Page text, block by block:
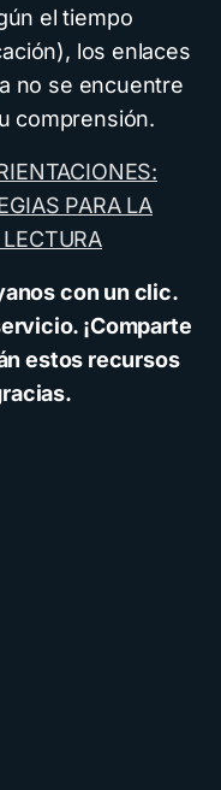
el tiempo
los enlaces
no se encuentre
comprensión.
PARA LA
con un clic.
¡Comparte
estos recursos